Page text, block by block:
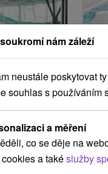
Kč
nám záleží
neustále poskytovat
souhlas s používáním
a měření
co se děje na
a takéslužby